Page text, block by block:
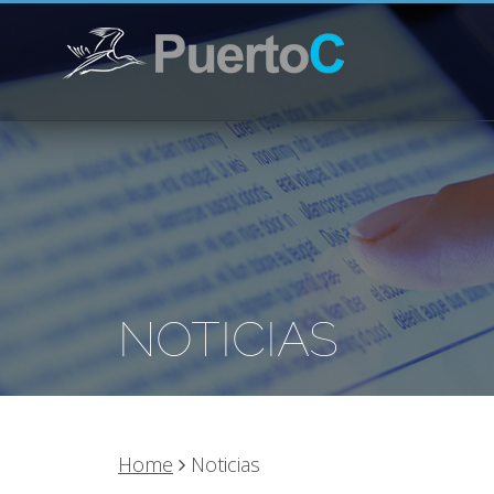
NOTICIAS
Home Noticias